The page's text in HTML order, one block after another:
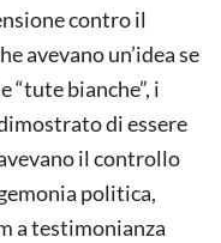
contro il
avevano un’idea se
“tute bianche”, i
di essere
il controllo
politica,
a testimonianza